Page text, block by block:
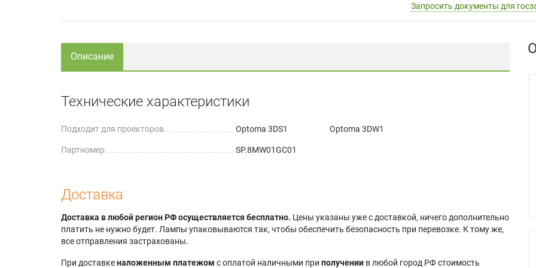
Запросить документы для
Описание
Технические характеристики
Подходит для проекторов Optoma 3DS1 Optoma 3DW1
Партномер SP.8MW01GC01
Доставка
Доставка в любой регион РФ осуществляется бесплатно. Цены указаны уже с доставкой, ничего дополнительно
платить не нужно будет. Лампы упаковываются так, чтобы обеспечить безопасность при перевозке. К тому же,
все отправления застрахованы.
При доставкеналоженным платежом с оплатой наличными при получении в любой город РФ стоимость